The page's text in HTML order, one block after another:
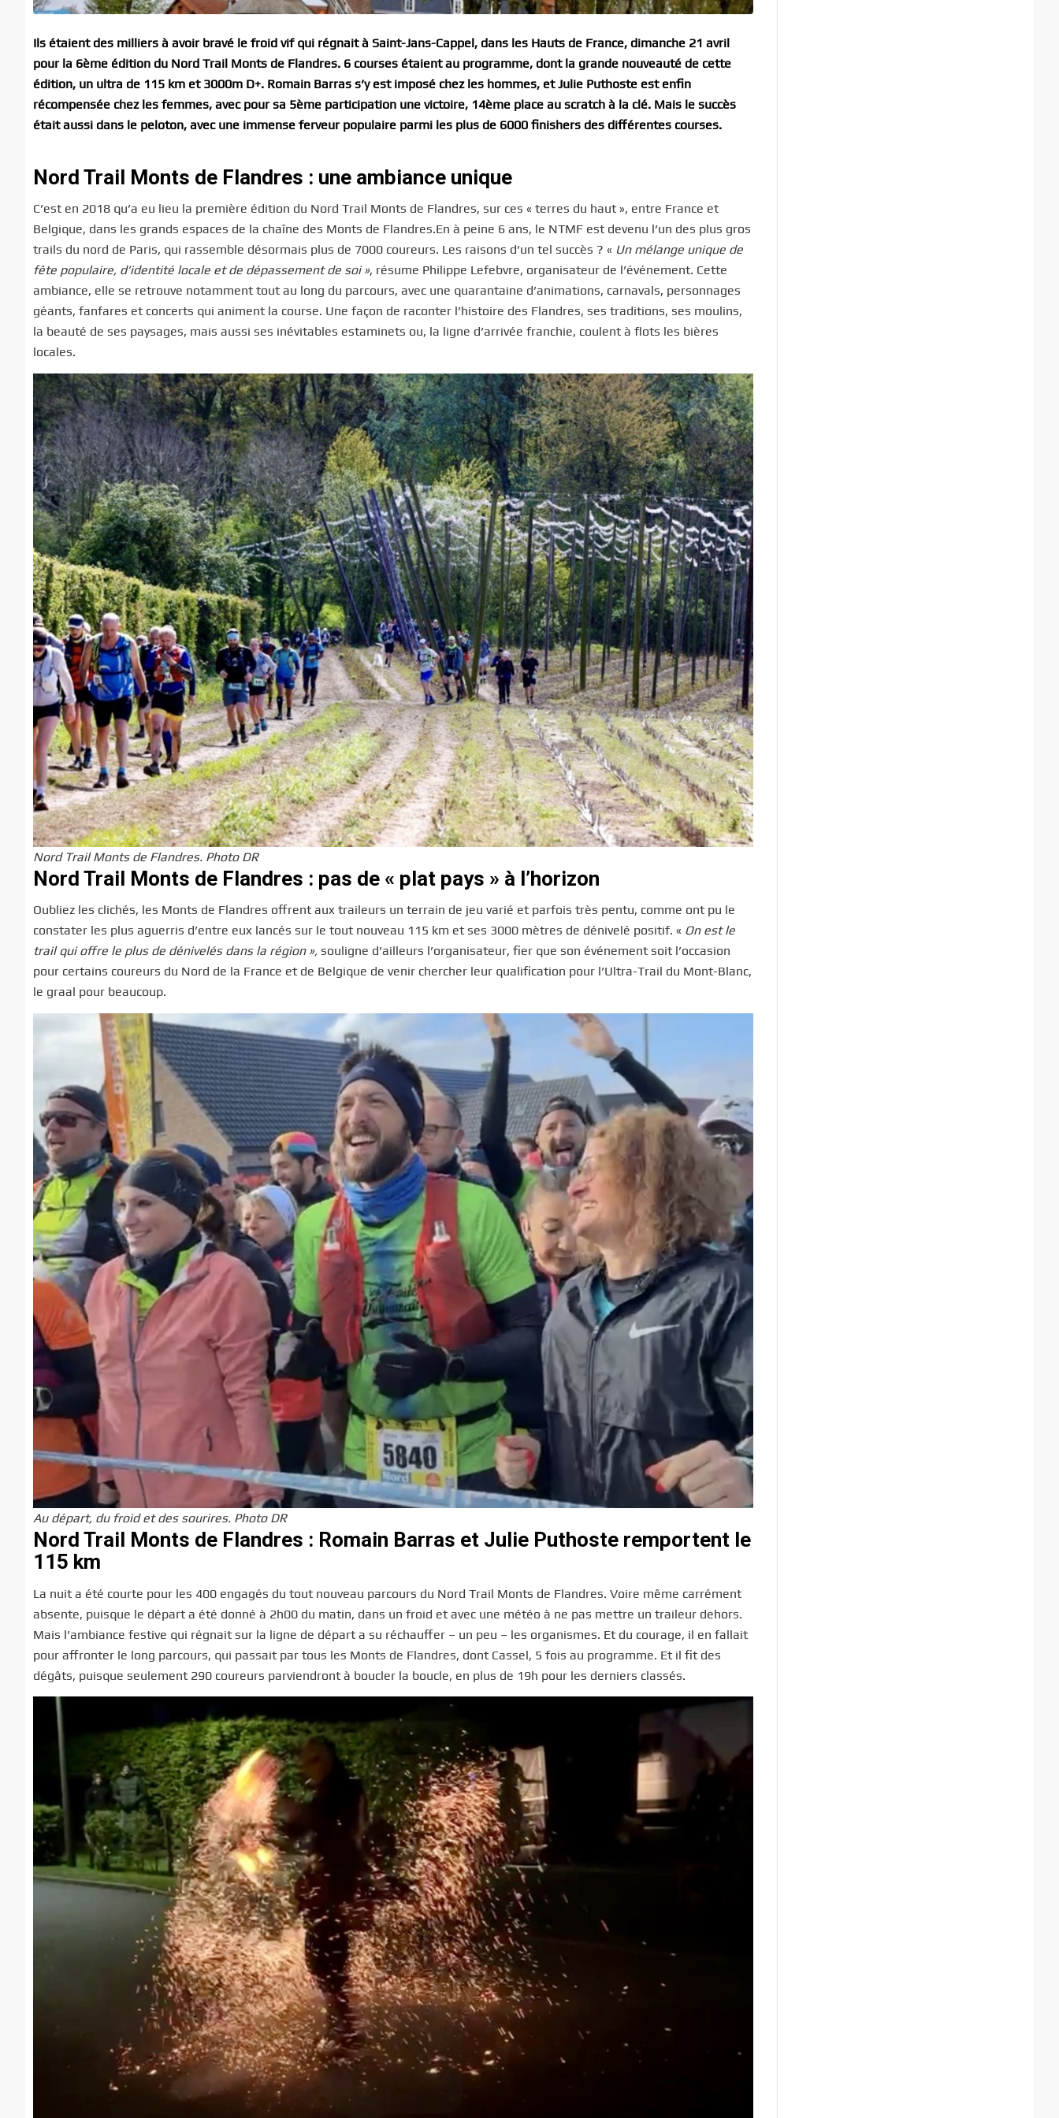
Ils étaient des milliers à avoir bravé le froid vif qui régnait à Saint-Jans-Cappel, dans les Hauts de France, dimanche 21 avril
pour la 6ème édition du Nord Trail Monts de Flandres. 6 courses étaient au programme, dont la grande nouveauté de cette
édition, un ultra de 115 km et 3000m D+. Romain Barras s’y est imposé chez les hommes, et Julie Puthoste est enfin
récompensée chez les femmes, avec pour sa 5ème participation une victoire, 14ème place au scratch à la clé. Mais le succès
était aussi dans le peloton, avec une immense ferveur populaire parmi les plus de 6000 finishers des différentes courses.
Nord Trail Monts de Flandres : une ambiance unique
C’est en 2018 qu’a eu lieu la première édition du Nord Trail Monts de Flandres, sur ces « terres du haut », entre France et
Belgique, dans les grands espaces de la chaîne des Monts de Flandres.En à peine 6 ans, le NTMF est devenu l’un des plus gros
trails du nord de Paris, qui rassemble désormais plus de 7000 coureurs. Les raisons d’un tel succès ? « Un mélange unique de
fête populaire, d’identité locale et de dépassement de soi », résume Philippe Lefebvre, organisateur de l’événement. Cette
ambiance, elle se retrouve notamment tout au long du parcours, avec une quarantaine d’animations, carnavals, personnages
géants, fanfares et concerts qui animent la course. Une façon de raconter l’histoire des Flandres, ses traditions, ses moulins,
la beauté de ses paysages, mais aussi ses inévitables estaminets ou, la ligne d’arrivée franchie, coulent à flots les bières
locales.
Nord Trail Monts de Flandres. Photo DR
Nord Trail Monts de Flandres : pas de « plat pays » à l’horizon
Oubliez les clichés, les Monts de Flandres offrent aux traileurs un terrain de jeu varié et parfois très pentu, comme ont pu le
constater les plus aguerris d’entre eux lancés sur le tout nouveau 115 km et ses 3000 mètres de dénivelé positif. « On est le
trail qui offre le plus de dénivelés dans la région », souligne d’ailleurs l’organisateur, fier que son événement soit l’occasion
pour certains coureurs du Nord de la France et de Belgique de venir chercher leur qualification pour l’Ultra-Trail du Mont-Blanc,
le graal pour beaucoup.
Au départ, du froid et des sourires. Photo DR
Nord Trail Monts de Flandres : Romain Barras et Julie Puthoste remportent le
115 km
La nuit a été courte pour les 400 engagés du tout nouveau parcours du Nord Trail Monts de Flandres. Voire même carrément
absente, puisque le départ a été donné à 2h00 du matin, dans un froid et avec une météo à ne pas mettre un traileur dehors.
Mais l’ambiance festive qui régnait sur la ligne de départ a su réchauffer – un peu – les organismes. Et du courage, il en fallait
pour affronter le long parcours, qui passait par tous les Monts de Flandres, dont Cassel, 5 fois au programme. Et il fit des
dégâts, puisque seulement 290 coureurs parviendront à boucler la boucle, en plus de 19h pour les derniers classés.